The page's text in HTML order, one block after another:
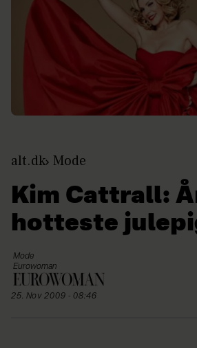
alt.dk Mode
Kim Cattrall:
hotteste
Mode
Eurowoman
25. Nov 2009 - 08:46